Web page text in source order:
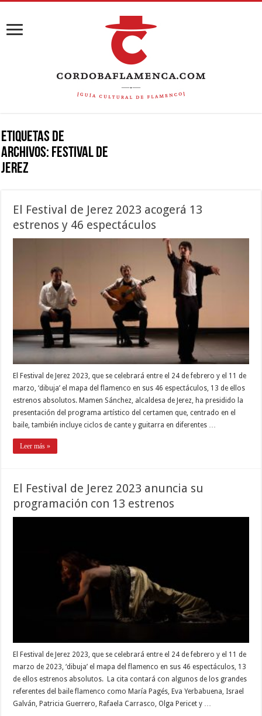
Etiquetas de
Archivos: festival de
jerez
El Festival de Jerez 2023 acogerá 13
estrenos y 46 espectáculos
El Festival de Jerez 2023, que se celebrará entre el 24 de febrero y el 11 de
marzo, ‘dibuja’ el mapa del flamenco en sus 46 espectáculos, 13 de ellos
estrenos absolutos. Mamen Sánchez, alcaldesa de Jerez, ha presidido la
presentación del programa artístico del certamen que, centrado en el
baile, también incluye ciclos de cante y guitarra en diferentes …
Leer más »
El Festival de Jerez 2023 anuncia su
programación con 13 estrenos
El Festival de Jerez 2023, que se celebrará entre el 24 de febrero y el 11 de
marzo de 2023, ‘dibuja’ el mapa del flamenco en sus 46 espectáculos, 13
de ellos estrenos absolutos. La cita contará con algunos de los grandes
referentes del baile flamenco como María Pagés, Eva Yerbabuena, Israel
Galván, Patricia Guerrero, Rafaela Carrasco, Olga Pericet y …